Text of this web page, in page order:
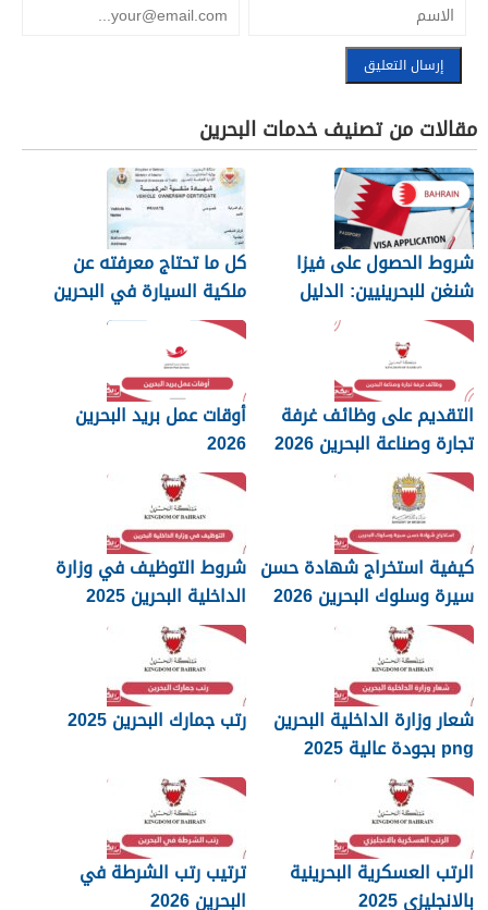
مقالات من تصنيف خدمات البحرين
شروط الحصول على فيزا
شنغن للبحرينيين: الدليل
الكامل
كل ما تحتاج معرفته عن
ملكية السيارة في البحرين
التقديم على وظائف غرفة
تجارة وصناعة البحرين 2026
أوقات عمل بريد البحرين
2026
كيفية استخراج شهادة حسن
سيرة وسلوك البحرين 2026
شروط التوظيف في وزارة
الداخلية البحرين 2025
شعار وزارة الداخلية البحرين
png بجودة عالية 2025
رتب جمارك البحرين 2025
الرتب العسكرية البحرينية
بالانجليزي 2025
ترتيب رتب الشرطة في
البحرين 2026